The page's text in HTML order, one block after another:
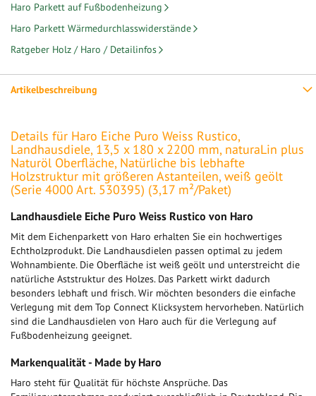
Artikelbeschreibung
Details für Haro Eiche Puro Weiss Rustico,
Landhausdiele, 13,5 x 180 x 2200 mm, naturaLin plus
Naturöl Oberfläche, Natürliche bis lebhafte
Holzstruktur mit größeren Astanteilen, weiß geölt
(Serie 4000 Art. 530395) (3,17 m²/Paket)
Landhausdiele Eiche Puro Weiss Rustico von Haro
Mit dem Eichenparkett von Haro erhalten Sie ein hochwertiges
Echtholzprodukt. Die Landhausdielen passen optimal zu jedem
Wohnambiente. Die Oberfläche ist weiß geölt und unterstreicht die
natürliche Aststruktur des Holzes. Das Parkett wirkt dadurch
besonders lebhaft und frisch. Wir möchten besonders die einfache
Verlegung mit dem Top Connect Klicksystem hervorheben. Natürlich
sind die Landhausdielen von Haro auch für die Verlegung auf
Fußbodenheizung geeignet.
Markenqualität - Made by Haro
Haro steht für Qualität für höchste Ansprüche. Das
Haro Parkett auf Fußbodenheizung
Haro Parkett Wärmedurchlasswiderstände
Ratgeber Holz / Haro / Detailinfos